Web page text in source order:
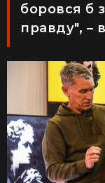
боровся б
правду", –